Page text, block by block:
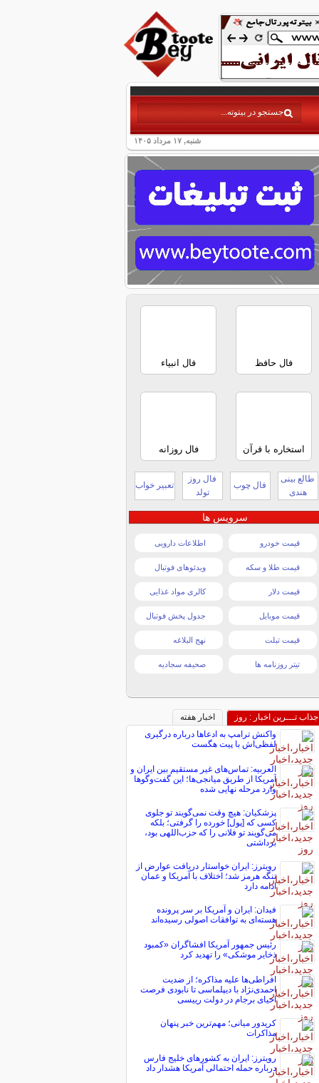
شنبه, ۱۷ مرداد ۱۴۰۵
فال حافظ فال انبیاء
استخاره با قرآن فال روزانه
طالع بینی
هندی
فال چوب
فال روز
تولد
تعبیر خواب
سرویس ها
قیمت خودرو اطلاعات دارویی
قیمت طلا و سکه ویدئوهای فوتبال
قیمت دلار کالری مواد غذایی
قیمت موبایل جدول پخش فوتبال
قیمت تبلت نهج البلاغه
تیتر روزنامه ها صحیفه سجادیه
جذاب تـــرین اخبار : روز
اخبار هفته
واکنش ترامپ به ادعاها درباره درگیری
لفظی‌اش با پیت هگست
العربیه: تماس‌های غیر مستقیم بین ایران و
آمریکا از طریق میانجی‌ها؛ این گفت‌و‌گو‌ها
وارد مرحله نهایی شده
پزشکیان: هیچ وقت نمی‌گویند تو جلوی
کسی که [پول] خورده را گرفتی؛ بلکه
می‌گویند تو فلانی را که حزب‌اللهی بود،
برداشتی
رویترز: ایران خواستار دریافت عوارض از
تنگه هرمز شد؛ اختلاف با آمریکا و عمان
ادامه دارد
فیدان: ایران و آمریکا بر سر پرونده
هسته‌ای به توافقات اصولی رسیده‌اند
رئیس جمهور آمریکا افشاگران «کمبود
ذخایر موشکی» را تهدید کرد
افراطی‌ها علیه مذاکره؛ از ضدیت
احمدی‌نژاد با دیپلماسی تا نابودی فرصت
احیای برجام در دولت رییسی
کریدور میانی؛ مهم‌ترین خبر پنهان
مذاکرات
رویترز: ایران به کشورهای خلیج فارس
درباره حمله احتمالی آمریکا هشدار داد